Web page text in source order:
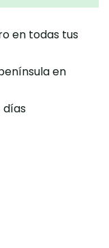
en todas tus
en
días